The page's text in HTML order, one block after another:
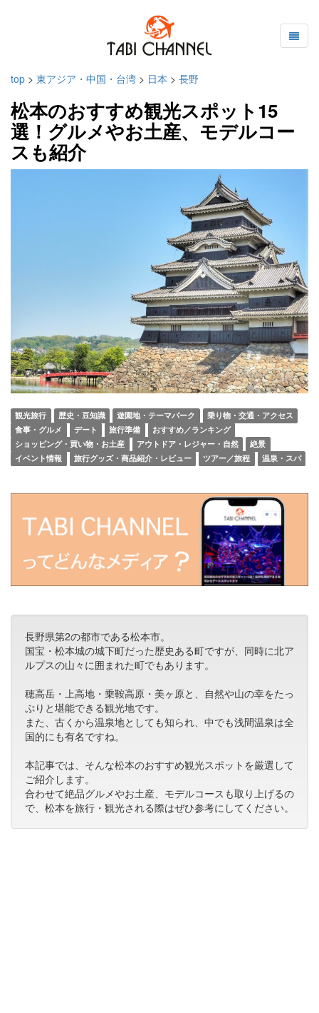
top > 東アジア・中国・台湾 > 日本 > 長野
松本のおすすめ観光スポット15
選！グルメやお土産、モデルコー
スも紹介
観光旅行 歴史・豆知識 遊園地・テーマパーク
乗り物・交通・アクセス
食事・グルメ
デート 旅行準備
おすすめ／ランキング
ショッピング・買い物・お土産
アウトドア・レジャー・自然
絶景
イベント情報
旅行グッズ・商品紹介・レビュー ツアー／旅程 温泉・スパ
長野県第2の都市である松本市。
国宝・松本城の城下町だった歴史ある町ですが、同時に北ア
ルプスの山々に囲まれた町でもあります。
穂高岳・上高地・乗鞍高原・美ヶ原と、自然や山の幸をたっ
ぷりと堪能できる観光地です。
また、古くから温泉地としても知られ、中でも浅間温泉は全
国的にも有名ですね。
本記事では、そんな松本のおすすめ観光スポットを厳選して
ご紹介します。
合わせて絶品グルメやお土産、モデルコースも取り上げるの
で、松本を旅行・観光される際はぜひ参考にしてください。